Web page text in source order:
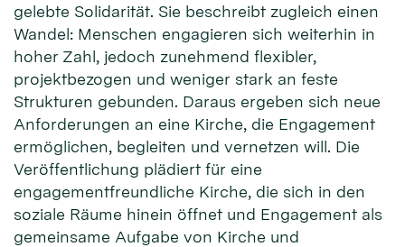
gelebte Solidarität. Sie beschreibt zugleich einen
Wandel: Menschen engagieren sich weiterhin in
hoher Zahl, jedoch zunehmend flexibler,
projektbezogen und weniger stark an feste
Strukturen gebunden. Daraus ergeben sich neue
Anforderungen an eine Kirche, die Engagement
ermöglichen, begleiten und vernetzen will. Die
Veröffentlichung plädiert für eine
engagementfreundliche Kirche, die sich in den
soziale Räume hinein öffnet und Engagement als
gemeinsame Aufgabe von Kirche und